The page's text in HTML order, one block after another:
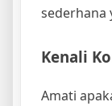
sederhana
Kenali
Amati